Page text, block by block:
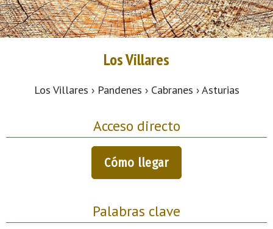
Los Villares
Los Villares › Pandenes › Cabranes › Asturias
Acceso directo
Cómo llegar
Palabras clave